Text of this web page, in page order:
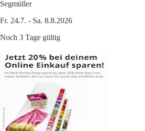
Segmüller
Fr. 24.7. - Sa. 8.8.2026
Noch 3 Tage gültig